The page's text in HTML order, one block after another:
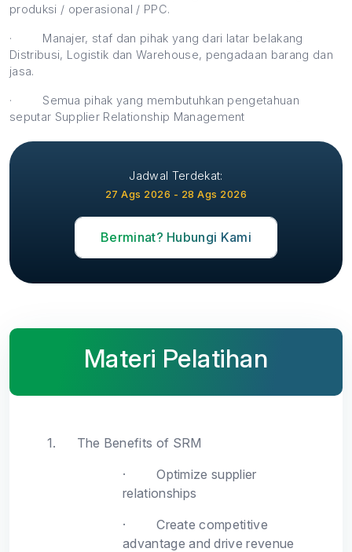
produksi / operasional / PPC.
·
Manajer, staf dan pihak yang dari latar belakang
Distribusi, Logistik dan Warehouse, pengadaan barang dan
jasa.
·
Semua pihak yang membutuhkan pengetahuan
seputar Supplier Relationship Management
Jadwal Terdekat:
27 Ags 2026 - 28 Ags 2026
Berminat? Hubungi Kami
Materi Pelatihan
1.
The Benefits of SRM
·
Optimize supplier
relationships
·
Create competitive
advantage and drive revenue